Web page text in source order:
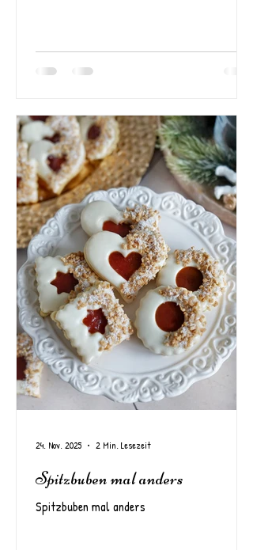
Spitzbuben mal anders
Spitzbuben mal anders
24. Nov. 2025 2 Min. Lesezeit